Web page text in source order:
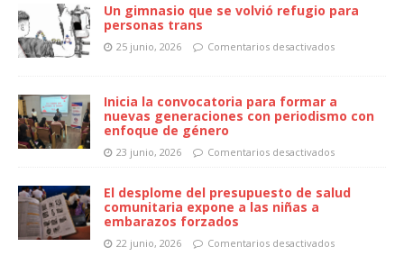
Un gimnasio que se volvió refugio para
personas trans
25 junio, 2026 Comentarios desactivados
Inicia la convocatoria para formar a
nuevas generaciones con periodismo con
enfoque de género
23 junio, 2026 Comentarios desactivados
El desplome del presupuesto de salud
comunitaria expone a las niñas a
embarazos forzados
22 junio, 2026 Comentarios desactivados